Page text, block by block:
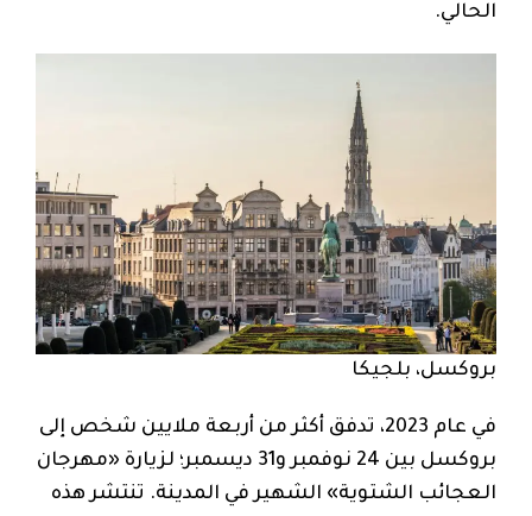
الحالي.
بروكسل، بلجيكا
في عام 2023، تدفق أكثر من أربعة ملايين شخص إلى
بروكسل بين 24 نوفمبر و31 ديسمبر؛ لزيارة «مهرجان
العجائب الشتوية» الشهير في المدينة. تنتشر هذه